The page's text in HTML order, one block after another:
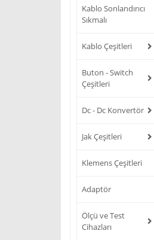
Kablo Sonlandırıcı
Sıkmalı
Kablo Çeşitleri
Buton - Switch
Çeşitleri
Dc - Dc Konvertör
Jak Çeşitleri
Klemens Çeşitleri
Adaptör
Ölçü ve Test
Cihazları